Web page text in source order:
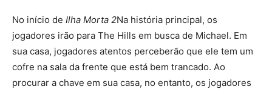
No início de Ilha Morta 2Na história principal, os
jogadores irão para The Hills em busca de Michael. Em
sua casa, jogadores atentos perceberão que ele tem um
cofre na sala da frente que está bem trancado. Ao
procurar a chave em sua casa, no entanto, os jogadores